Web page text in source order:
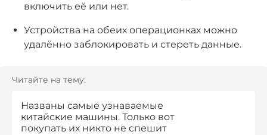
включить её или нет.
Устройства на обеих операционках можно
удалённо заблокировать и стереть данные.
Читайте на тему:
Названы самые узнаваемые
китайские машины. Только вот
покупать их никто не спешит